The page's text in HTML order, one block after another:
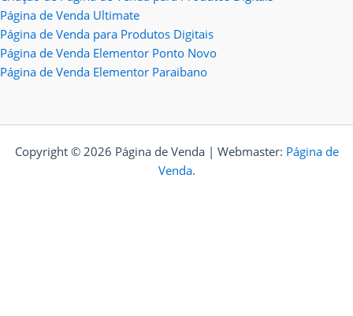
Página de Venda Ultimate
Página de Venda para Produtos Digitais
Página de Venda Elementor Ponto Novo
Página de Venda Elementor Paraibano
Copyright © 2026 Página de Venda | Webmaster: Página de
Venda.